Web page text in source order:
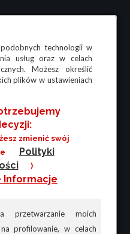
technologii w
usług oraz w celach
Możesz określić
plików w ustawieniach
zmienić swój
Polityki
)
Informacje
przetwarzanie moich
profilowanie, w celach